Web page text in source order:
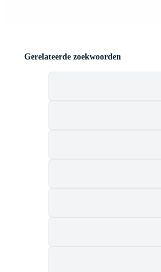
Gerelateerde zoekwoorden